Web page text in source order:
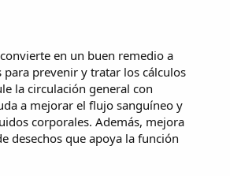
en un buen remedio a
para prevenir y tratar los cálculos
la circulación general con
a mejorar el flujo sanguíneo y
corporales. Además, mejora
desechos que apoya la función